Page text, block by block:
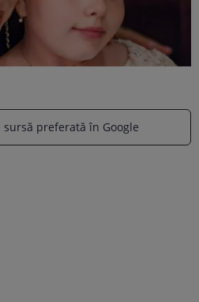
sursă preferată în Google